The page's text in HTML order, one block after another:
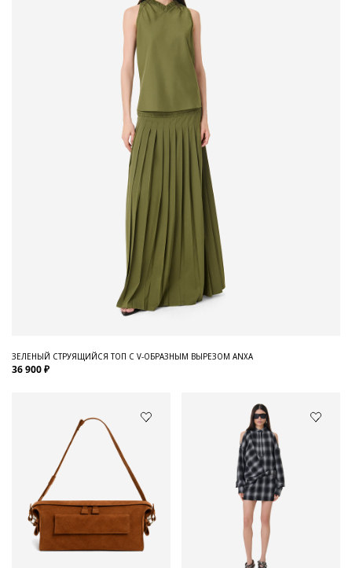
ЗЕЛЕНЫЙ СТРУЯЩИЙСЯ ТОП С V-ОБРАЗНЫМ ВЫРЕЗОМ ANXA
36 900 ₽